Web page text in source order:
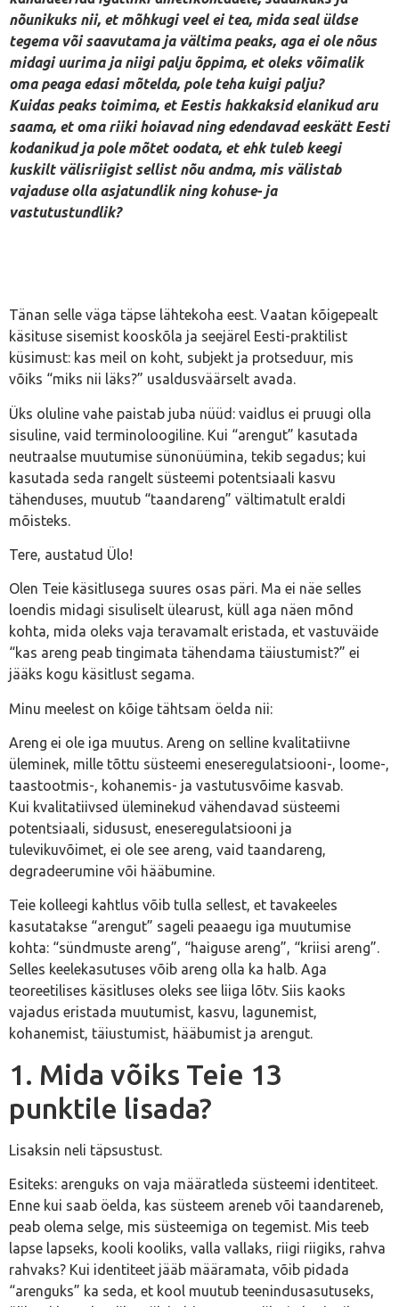
nõunikuks nii, et mõhkugi veel ei tea, mida seal üldse
tegema või saavutama ja vältima peaks, aga ei ole nõus
midagi uurima ja niigi palju õppima, et oleks võimalik
oma peaga edasi mõtelda, pole teha kuigi palju?
Kuidas peaks toimima, et Eestis hakkaksid elanikud aru
saama, et oma riiki hoiavad ning edendavad eeskätt Eesti
kodanikud ja pole mõtet oodata, et ehk tuleb keegi
kuskilt välisriigist sellist nõu andma, mis välistab
vajaduse olla asjatundlik ning kohuse- ja
vastutustundlik?
Tänan selle väga täpse lähtekoha eest. Vaatan kõigepealt
käsituse sisemist kooskõla ja seejärel Eesti-praktilist
küsimust: kas meil on koht, subjekt ja protseduur, mis
võiks “miks nii läks?” usaldusväärselt avada.
Üks oluline vahe paistab juba nüüd: vaidlus ei pruugi olla
sisuline, vaid terminoloogiline. Kui “arengut” kasutada
neutraalse muutumise sünonüümina, tekib segadus; kui
kasutada seda rangelt süsteemi potentsiaali kasvu
tähenduses, muutub “taandareng” vältimatult eraldi
mõisteks.
Tere, austatud Ülo!
Olen Teie käsitlusega suures osas päri. Ma ei näe selles
loendis midagi sisuliselt ülearust, küll aga näen mõnd
kohta, mida oleks vaja teravamalt eristada, et vastuväide
“kas areng peab tingimata tähendama täiustumist?” ei
jääks kogu käsitlust segama.
Minu meelest on kõige tähtsam öelda nii:
Areng ei ole iga muutus. Areng on selline kvalitatiivne
üleminek, mille tõttu süsteemi eneseregulatsiooni-, loome-,
taastootmis-, kohanemis- ja vastutusvõime kasvab.
Kui kvalitatiivsed üleminekud vähendavad süsteemi
potentsiaali, sidusust, eneseregulatsiooni ja
tulevikuvõimet, ei ole see areng, vaid taandareng,
degradeerumine või hääbumine.
Teie kolleegi kahtlus võib tulla sellest, et tavakeeles
kasutatakse “arengut” sageli peaaegu iga muutumise
kohta: “sündmuste areng”, “haiguse areng”, “kriisi areng”.
Selles keelekasutuses võib areng olla ka halb. Aga
teoreetilises käsitluses oleks see liiga lõtv. Siis kaoks
vajadus eristada muutumist, kasvu, lagunemist,
kohanemist, täiustumist, hääbumist ja arengut.
1. Mida võiks Teie 13
punktile lisada?
Lisaksin neli täpsustust.
Esiteks: arenguks on vaja määratleda süsteemi identiteet.
Enne kui saab öelda, kas süsteem areneb või taandareneb,
peab olema selge, mis süsteemiga on tegemist. Mis teeb
lapse lapseks, kooli kooliks, valla vallaks, riigi riigiks, rahva
rahvaks? Kui identiteet jääb määramata, võib pidada
“arenguks” ka seda, et kool muutub teenindusasutuseks,